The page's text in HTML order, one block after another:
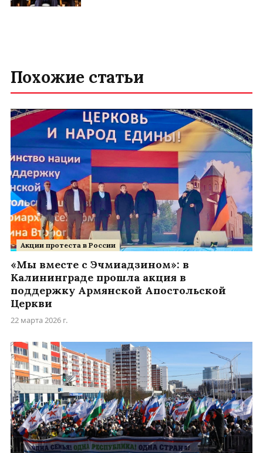
Похожие статьи
Акции протеста в России
«Мы вместе с Эчмиадзином»: в
Калининграде прошла акция в
поддержку Армянской Апостольской
Церкви
22 марта 2026 г.